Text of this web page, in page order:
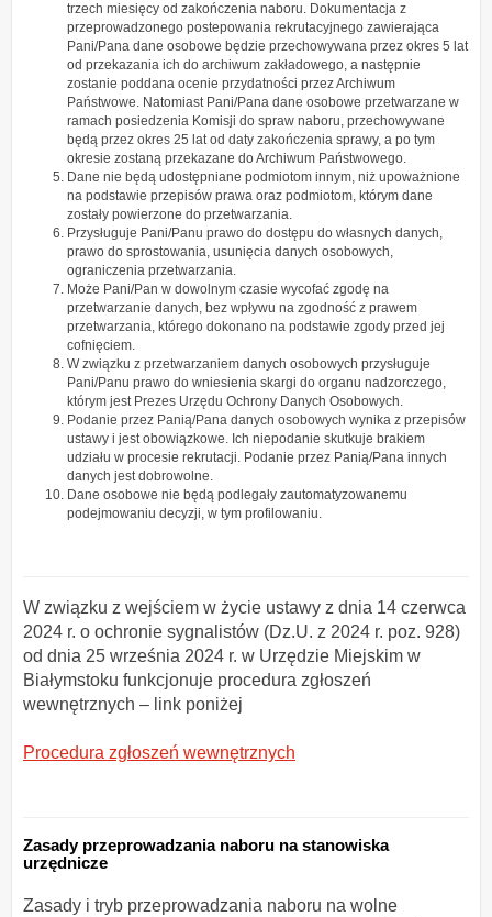
trzech miesięcy od zakończenia naboru. Dokumentacja z
przeprowadzonego postepowania rekrutacyjnego zawierająca
Pani/Pana dane osobowe będzie przechowywana przez okres 5 lat
od przekazania ich do archiwum zakładowego, a następnie
zostanie poddana ocenie przydatności przez Archiwum
Państwowe. Natomiast Pani/Pana dane osobowe przetwarzane w
ramach posiedzenia Komisji do spraw naboru, przechowywane
będą przez okres 25 lat od daty zakończenia sprawy, a po tym
okresie zostaną przekazane do Archiwum Państwowego.
Dane nie będą udostępniane podmiotom innym, niż upoważnione
na podstawie przepisów prawa oraz podmiotom, którym dane
zostały powierzone do przetwarzania.
Przysługuje Pani/Panu prawo do dostępu do własnych danych,
prawo do sprostowania, usunięcia danych osobowych,
ograniczenia przetwarzania.
Może Pani/Pan w dowolnym czasie wycofać zgodę na
przetwarzanie danych, bez wpływu na zgodność z prawem
przetwarzania, którego dokonano na podstawie zgody przed jej
cofnięciem.
W związku z przetwarzaniem danych osobowych przysługuje
Pani/Panu prawo do wniesienia skargi do organu nadzorczego,
którym jest Prezes Urzędu Ochrony Danych Osobowych.
Podanie przez Panią/Pana danych osobowych wynika z przepisów
ustawy i jest obowiązkowe. Ich niepodanie skutkuje brakiem
udziału w procesie rekrutacji. Podanie przez Panią/Pana innych
danych jest dobrowolne.
Dane osobowe nie będą podlegały zautomatyzowanemu
podejmowaniu decyzji, w tym profilowaniu.
W związku z wejściem w życie ustawy z dnia 14 czerwca
2024 r. o ochronie sygnalistów (Dz.U. z 2024 r. poz. 928)
od dnia 25 września 2024 r. w Urzędzie Miejskim w
Białymstoku funkcjonuje procedura zgłoszeń
wewnętrznych – link poniżej
Procedura zgłoszeń wewnętrznych
Zasady przeprowadzania naboru na stanowiska
urzędnicze
Zasady i tryb przeprowadzania naboru na wolne